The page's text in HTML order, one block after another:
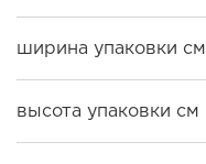
ширина упаковки см
высота упаковки см